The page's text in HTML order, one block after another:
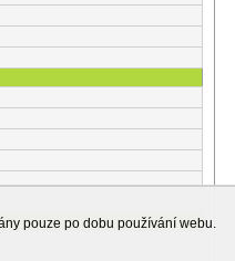
pouze po dobu používání webu.